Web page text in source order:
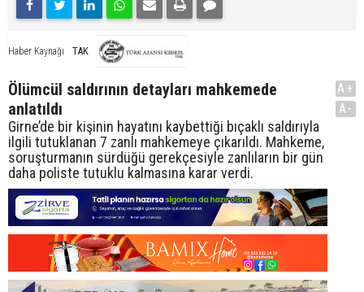
Haber Kaynağı TAK
Ölümcül saldırının detayları mahkemede
anlatıldı
Girne’de bir kişinin hayatını kaybettiği bıçaklı saldırıyla
ilgili tutuklanan 7 zanlı mahkemeye çıkarıldı. Mahkeme,
soruşturmanın sürdüğü gerekçesiyle zanlıların bir gün
daha poliste tutuklu kalmasına karar verdi.
A+
A-